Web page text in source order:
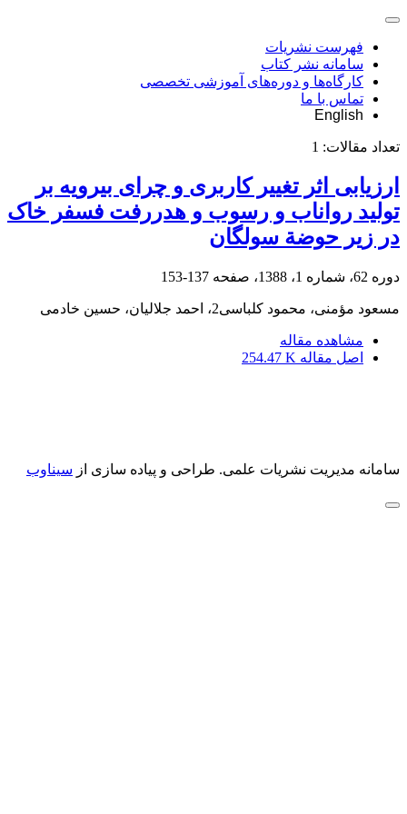
فهرست نشریات
سامانه نشر کتاب
کارگاه‌ها و دوره‌های آموزشی تخصصی
تماس با ما
English
تعداد مقالات: 1
ارزیابی اثر تغییر کاربری و چرای بیرویه بر
تولید رواناب و رسوب و هدررفت فسفر خاک
در زیر حوضة سولگان
دوره 62، شماره 1، 1388، صفحه 137-153
مسعود مؤمنی، محمود کلباسی2، احمد جلالیان، حسین خادمی
مشاهده مقاله
اصل مقاله 254.47 K
سامانه مدیریت نشریات علمی. طراحی و پیاده سازی از سیناوب